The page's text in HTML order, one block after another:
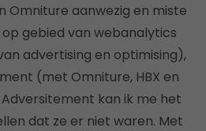
Omniture aanwezig en miste
gebied van webanalytics
advertising en optimising),
(met Omniture, HBX en
Adversitement kan ik me het
dat ze er niet waren. Met